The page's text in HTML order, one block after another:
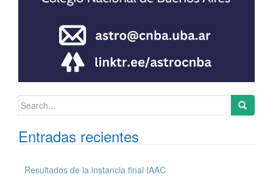
Search for:
Entradas recientes
Resultados de la instancia final IAAC